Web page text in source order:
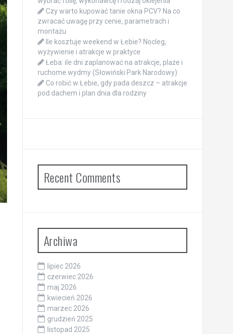
Czy warto kupować tanie okna PCV? Na co
zwracać uwagę przy cenie, parametrach i
montażu
Ile kosztuje weekend w Łebie? Nocleg,
wyżywienie i atrakcje w praktyce
Łeba: ile dni zaplanować na atrakcje, plaże i
ruchome wydmy (Słowiński Park Narodowy)
Co robić w Łebie, gdy pada deszcz – atrakcje
pod dachem i plan dnia dla rodziny
Recent Comments
Archiwa
lipiec 2026
czerwiec 2026
maj 2026
kwiecień 2026
marzec 2026
grudzień 2025
listopad 2025